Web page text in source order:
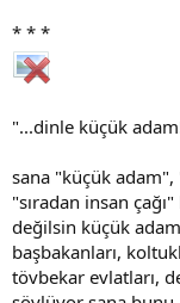
* * *
"...dinle küçük
sana "küçük
"sıradan insan
değilsin küçük
başbakanları,
tövbekar evlatları,